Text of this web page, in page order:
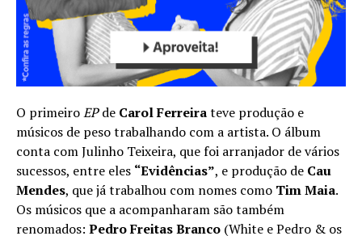
O primeiroEPde Carol Ferreirateve produção e
músicos de peso trabalhando com a artista. O álbum
conta com Julinho Teixeira, que foi arranjador de vários
sucessos, entre eles “Evidências”, e produção de Cau
Mendes, que já trabalhou com nomes como Tim Maia.
Os músicos que a acompanharam são também
renomados: Pedro Freitas Branco (White e Pedro & os